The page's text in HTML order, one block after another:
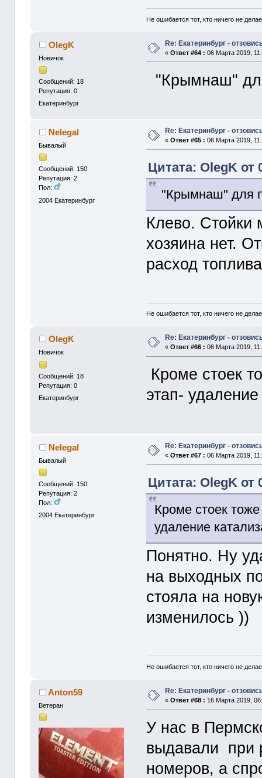
Не ошибается тот, кто ничего не
OlegK
Новичок
Сообщений: 18
Репутация: 0
Екатеринбург
Re: Екатеринбург -
«Ответ #64 : 06 Марта 2019,
"Крымнаш"
Nelegal
Бывалый
Сообщений: 150
Репутация: 2
Пол:
2004 Екатеринбург
Re: Екатеринбург -
«Ответ #65 : 06 Марта 2019,
Цитата: OlegK от
"Крымнаш" для
Клево. Стойки
хозяина нет.
расход
Не ошибается тот, кто ничего не
OlegK
Новичок
Сообщений: 18
Репутация: 0
Екатеринбург
Re: Екатеринбург -
«Ответ #66 : 06 Марта 2019,
Кроме стоек
этап-
Nelegal
Бывалый
Сообщений: 150
Репутация: 2
Пол:
2004 Екатеринбург
Re: Екатеринбург -
«Ответ #67 : 06 Марта 2019,
Цитата: OlegK от
Кроме стоек
удаление
Понятно. Ну
на выходных
стояла на
изменилось ))
Не ошибается тот, кто ничего не
Anton59
Ветеран
Re: Екатеринбург -
«Ответ #68 : 16 Марта 2019,
У нас в
выдавали при
номеров, а